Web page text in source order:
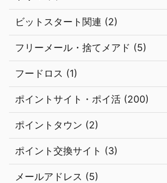
ビットスタート関連 (2)
フリーメール・捨てメアド (5)
フードロス (1)
ポイントサイト・ポイ活 (200)
ポイントタウン (2)
ポイント交換サイト (3)
メールアドレス (5)